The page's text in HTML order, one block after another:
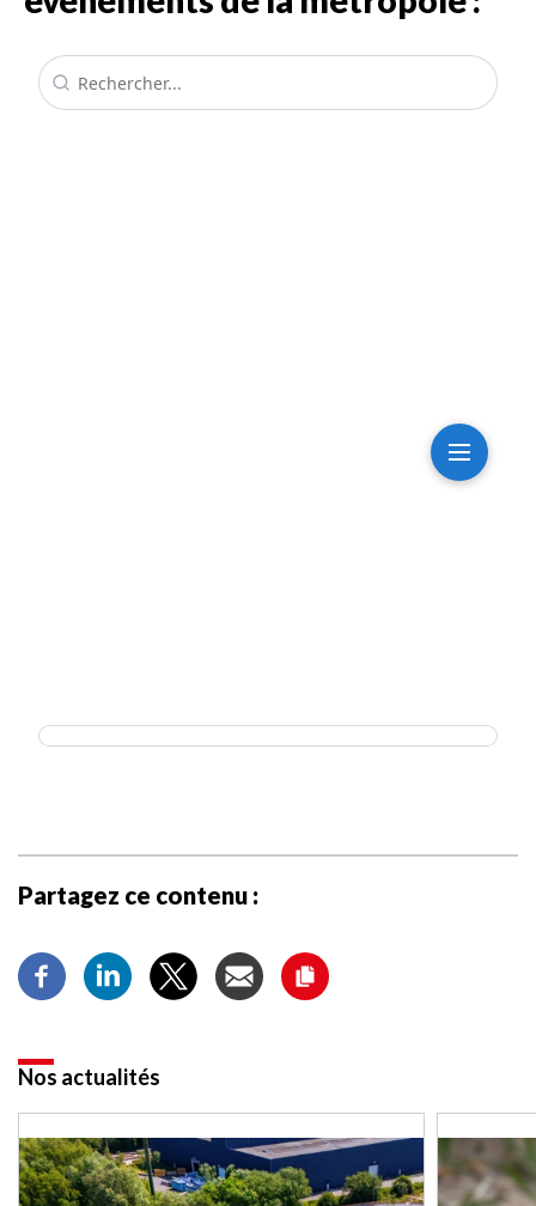
Partagez ce contenu :
Nos actualités